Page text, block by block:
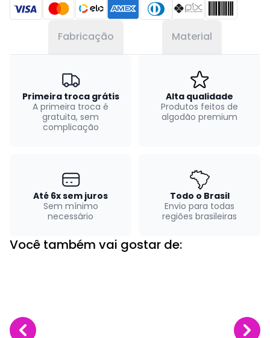
Fabricação Material
Primeira troca grátis
A primeira troca é
gratuita, sem
complicação
Alta qualidade
Produtos feitos de
algodão premium
Até 6x sem juros
Sem mínimo
necessário
Todo o Brasil
Envio para todas
regiões brasileiras
Você também vai gostar de: